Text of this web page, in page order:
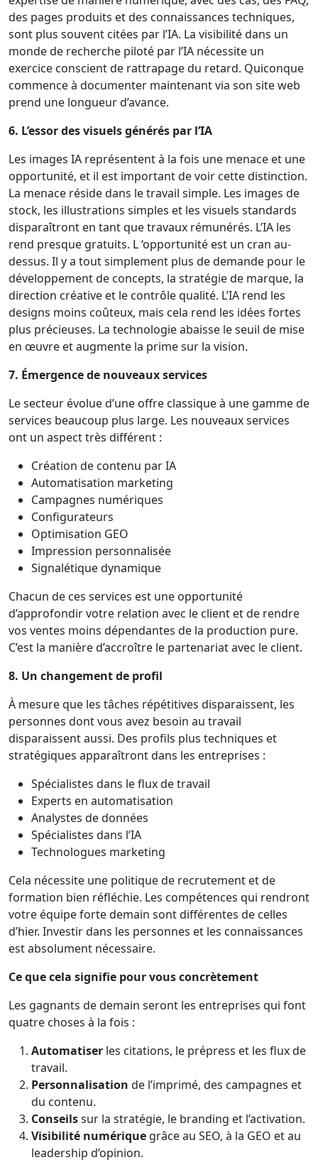
des pages produits et des connaissances techniques,
sont plus souvent citées par l’IA. La visibilité dans un
monde de recherche piloté par l’IA nécessite un
exercice conscient de rattrapage du retard. Quiconque
commence à documenter maintenant via son site web
prend une longueur d’avance.
6. L’essor des visuels générés par l’IA
Les images IA représentent à la fois une menace et une
opportunité, et il est important de voir cette distinction.
La menace réside dans le travail simple. Les images de
stock, les illustrations simples et les visuels standards
disparaîtront en tant que travaux rémunérés. L’IA les
rend presque gratuits. L ‘opportunité est un cran au-
dessus. Il y a tout simplement plus de demande pour le
développement de concepts, la stratégie de marque, la
direction créative et le contrôle qualité. L’IA rend les
designs moins coûteux, mais cela rend les idées fortes
plus précieuses. La technologie abaisse le seuil de mise
en œuvre et augmente la prime sur la vision.
7. Émergence de nouveaux services
Le secteur évolue d’une offre classique à une gamme de
services beaucoup plus large. Les nouveaux services
ont un aspect très différent :
Création de contenu par IA
Automatisation marketing
Campagnes numériques
Configurateurs
Optimisation GEO
Impression personnalisée
Signalétique dynamique
Chacun de ces services est une opportunité
d’approfondir votre relation avec le client et de rendre
vos ventes moins dépendantes de la production pure.
C’est la manière d’accroître le partenariat avec le client.
8. Un changement de profil
À mesure que les tâches répétitives disparaissent, les
personnes dont vous avez besoin au travail
disparaissent aussi. Des profils plus techniques et
stratégiques apparaîtront dans les entreprises :
Spécialistes dans le flux de travail
Experts en automatisation
Analystes de données
Spécialistes dans l’IA
Technologues marketing
Cela nécessite une politique de recrutement et de
formation bien réfléchie. Les compétences qui rendront
votre équipe forte demain sont différentes de celles
d’hier. Investir dans les personnes et les connaissances
est absolument nécessaire.
Ce que cela signifie pour vous concrètement
Les gagnants de demain seront les entreprises qui font
quatre choses à la fois :
Automatiser les citations, le prépress et les flux de
travail.
Personnalisation de l’imprimé, des campagnes et
du contenu.
Conseilssur la stratégie, le branding et l’activation.
Visibilité numérique grâce au SEO, à la GEO et au
leadership d’opinion.